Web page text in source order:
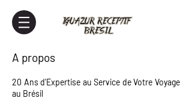
A propos
20 Ans d'Expertise au Service de Votre Voyage
au Brésil